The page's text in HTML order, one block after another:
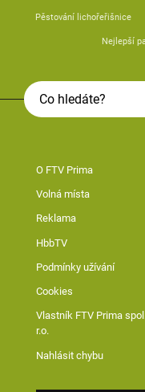
Pěstování lichořeřišnice
Nejlepší
O FTV Prima
Volná místa
Reklama
HbbTV
Podmínky užívání
Cookies
Vlastník FTV Prima
r.o.
Nahlásit chybu